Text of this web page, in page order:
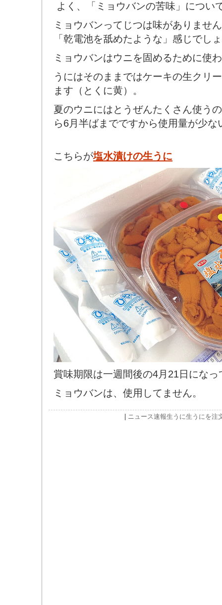
よく、「ミョウバンの苦味」につい
ミョウバンってじつは味がありませ
「乾電池を舐めたような」感じでし
ミョウバンはウニを固めるために使
うにはそのままではケーキの生クリ
ます（とくに黄）。
夏のウニにはとうぜんたくさん使う
ら6月半ばまでですから使用量が少な
こちらが塩水漬けの生うに
賞味期限は一週間後の4月21日になっ
ミョウバンは、使用してません。
ニュース速報生うに生うにを注